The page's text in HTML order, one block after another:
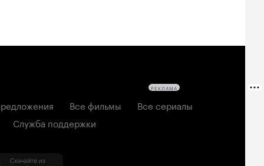
Все фильмы
Все сериалы
Служба поддержки
РЕКЛАМА